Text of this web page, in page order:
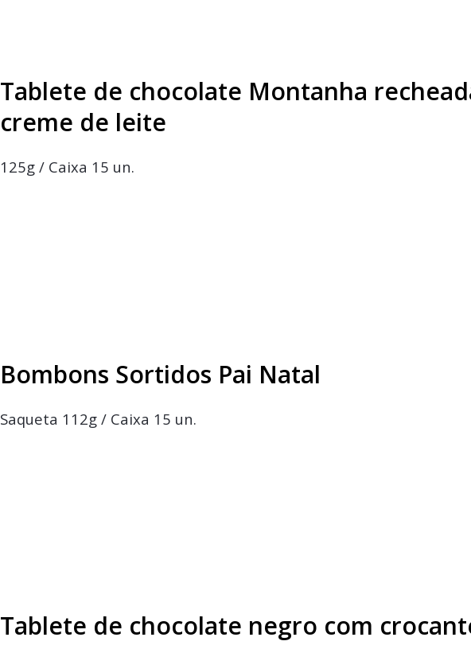
Tablete de chocolate Montanha
creme de leite
125g / Caixa 15 un.
Bombons Sortidos Pai Natal
Saqueta 112g / Caixa 15 un.
Tablete de chocolate negro com